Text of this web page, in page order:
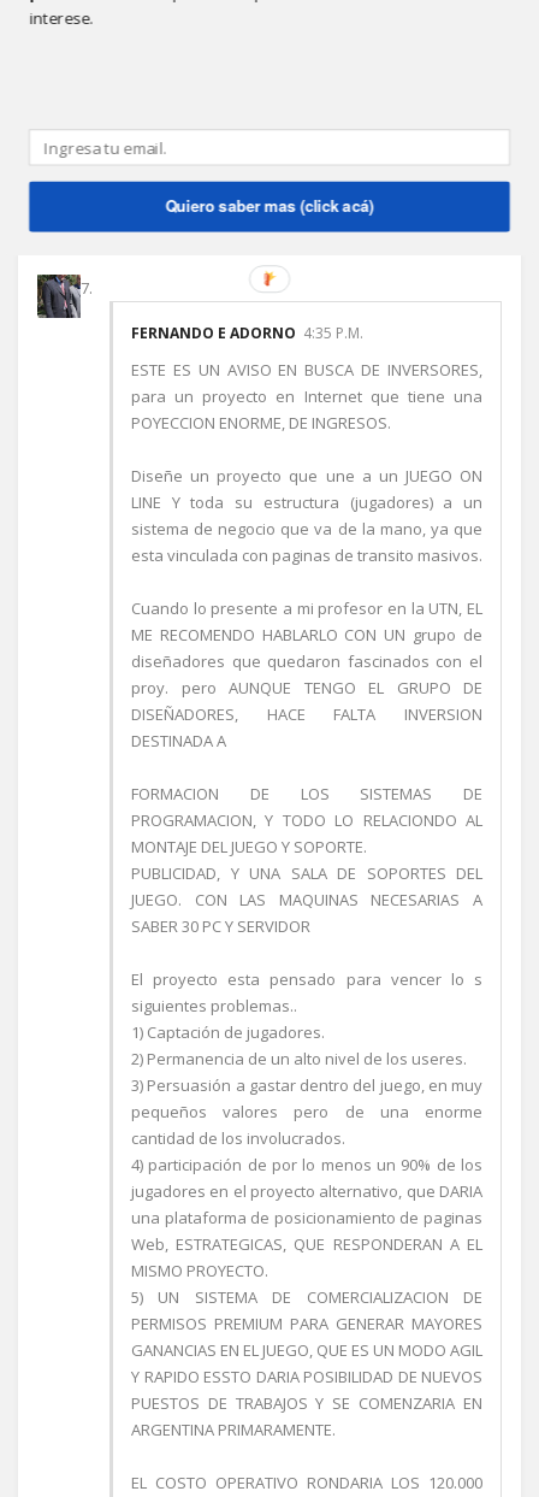
Este comentario ha sido eliminado por el autor.
FERNANDO E ADORNO 4:35 P.M.
ESTE ES UN AVISO EN BUSCA DE INVERSORES,
para un proyecto en Internet que tiene una
POYECCION ENORME, DE INGRESOS.
Diseñe un proyecto que une a un JUEGO ON
LINE Y toda su estructura (jugadores) a un
sistema de negocio que va de la mano, ya que
esta vinculada con paginas de transito masivos.
Cuando lo presente a mi profesor en la UTN, EL
ME RECOMENDO HABLARLO CON UN grupo de
diseñadores que quedaron fascinados con el
proy. pero AUNQUE TENGO EL GRUPO DE
DISEÑADORES, HACE FALTA INVERSION
DESTINADA A
FORMACION DE LOS SISTEMAS DE
PROGRAMACION, Y TODO LO RELACIONDO AL
MONTAJE DEL JUEGO Y SOPORTE.
PUBLICIDAD, Y UNA SALA DE SOPORTES DEL
JUEGO. CON LAS MAQUINAS NECESARIAS A
SABER 30 PC Y SERVIDOR
El proyecto esta pensado para vencer lo s
siguientes problemas..
1) Captación de jugadores.
2) Permanencia de un alto nivel de los useres.
3) Persuasión a gastar dentro del juego, en muy
pequeños valores pero de una enorme
cantidad de los involucrados.
4) participación de por lo menos un 90% de los
jugadores en el proyecto alternativo, que DARIA
una plataforma de posicionamiento de paginas
Web, ESTRATEGICAS, QUE RESPONDERAN A EL
MISMO PROYECTO.
5) UN SISTEMA DE COMERCIALIZACION DE
PERMISOS PREMIUM PARA GENERAR MAYORES
GANANCIAS EN EL JUEGO, QUE ES UN MODO AGIL
Y RAPIDO ESSTO DARIA POSIBILIDAD DE NUEVOS
PUESTOS DE TRABAJOS Y SE COMENZARIA EN
ARGENTINA PRIMARAMENTE.
EL COSTO OPERATIVO RONDARIA LOS 120.000
interese.
Quiero saber mas (click acá)